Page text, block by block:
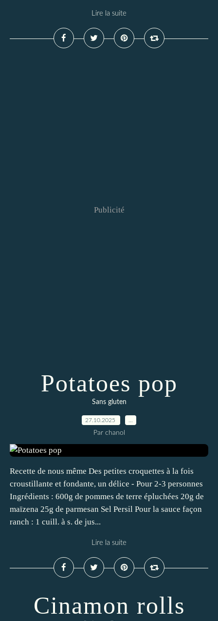
Lire la suite
Publicité
Potatoes pop
Sans gluten
27.10.2025
Par chanol
Recette de nous même Des petites croquettes à la fois
croustillante et fondante, un délice - Pour 2-3 personnes
Ingrédients : 600g de pommes de terre épluchées 20g de
maïzena 25g de parmesan Sel Persil Pour la sauce façon
ranch : 1 cuill. à s. de jus...
Lire la suite
Cinamon rolls